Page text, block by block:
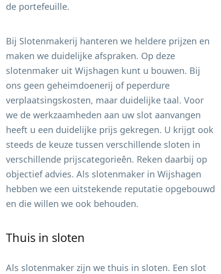
de portefeuille.
Bij Slotenmakerij hanteren we heldere prijzen en
maken we duidelijke afspraken. Op deze
slotenmaker uit Wijshagen kunt u bouwen. Bij
ons geen geheimdoenerij of peperdure
verplaatsingskosten, maar duidelijke taal. Voor
we de werkzaamheden aan uw slot aanvangen
heeft u een duidelijke prijs gekregen. U krijgt ook
steeds de keuze tussen verschillende sloten in
verschillende prijscategorieên. Reken daarbij op
objectief advies. Als slotenmaker in Wijshagen
hebben we een uitstekende reputatie opgebouwd
en die willen we ook behouden.
Thuis in sloten
Als slotenmaker zijn we thuis in sloten. Een slot